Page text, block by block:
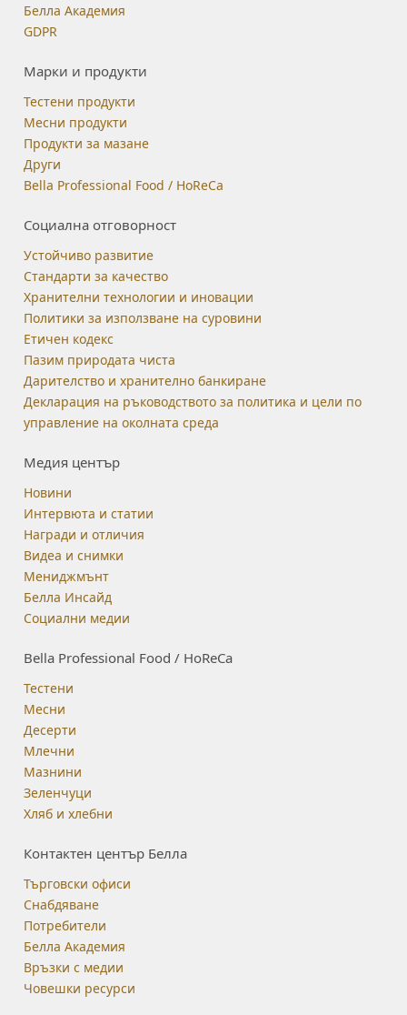
Белла Академия
GDPR
Марки и продукти
Тестени продукти
Месни продукти
Продукти за мазане
Други
Bella Professional Food / HoReCa
Социална отговорност
Устойчиво развитие
Стандарти за качество
Хранителни технологии и иновации
Политики за използване на суровини
Етичен кодекс
Пазим природата чиста
Дарителство и хранително банкиране
Декларация на ръководството за политика и цели по
управление на околната среда
Медия център
Новини
Интервюта и статии
Награди и отличия
Видеа и снимки
Мениджмънт
Белла Инсайд
Социални медии
Bella Professional Food / HoReCa
Тестени
Месни
Десерти
Млечни
Мазнини
Зеленчуци
Хляб и хлебни
Контактен център Белла
Търговски офиси
Снабдяване
Потребители
Белла Академия
Връзки с медии
Човешки ресурси